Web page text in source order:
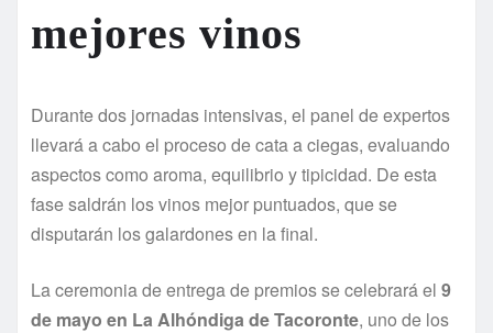
mejores vinos
Durante dos jornadas intensivas, el panel de expertos
llevará a cabo el proceso de cata a ciegas, evaluando
aspectos como aroma, equilibrio y tipicidad. De esta
fase saldrán los vinos mejor puntuados, que se
disputarán los galardones en la final.
La ceremonia de entrega de premios se celebrará el 9
de mayo en La Alhóndiga de Tacoronte, uno de los